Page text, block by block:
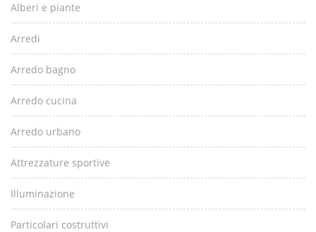
Alberi e piante
Arredi
Arredo bagno
Arredo cucina
Arredo urbano
Attrezzature sportive
Illuminazione
Particolari costruttivi